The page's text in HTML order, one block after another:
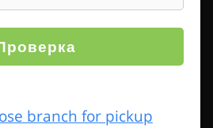
branch for pickup